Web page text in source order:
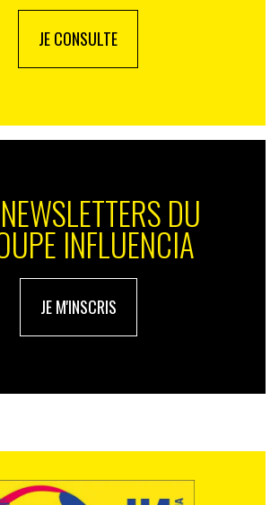
JE CONSULTE
DU
INFLUENCIA
JE M'INSCRIS